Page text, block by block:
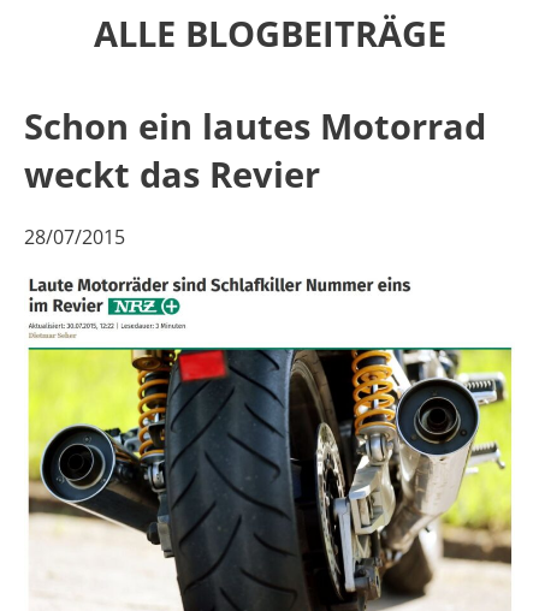
ALLE BLOGBEITRÄGE
Schon ein lautes Motorrad
weckt das Revier
28/07/2015